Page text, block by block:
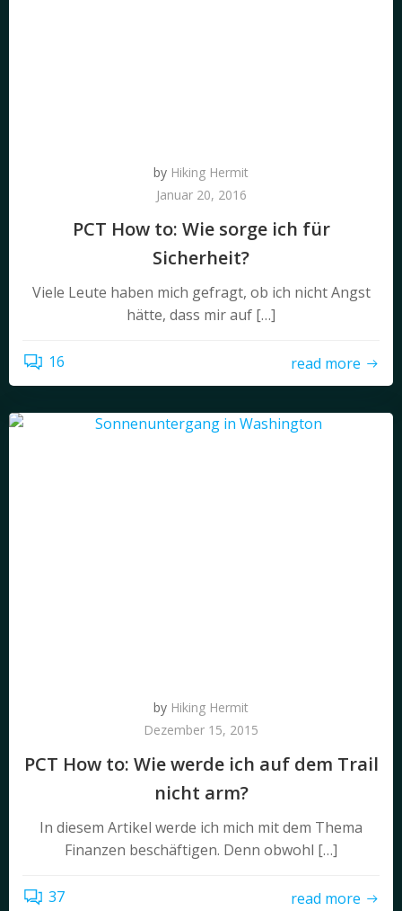
by Hiking Hermit
Januar 20, 2016
PCT How to: Wie sorge ich für
Sicherheit?
Viele Leute haben mich gefragt, ob ich nicht Angst
hätte, dass mir auf […]
16 read more
by Hiking Hermit
Dezember 15, 2015
PCT How to: Wie werde ich auf dem Trail
nicht arm?
In diesem Artikel werde ich mich mit dem Thema
Finanzen beschäftigen. Denn obwohl […]
37 read more